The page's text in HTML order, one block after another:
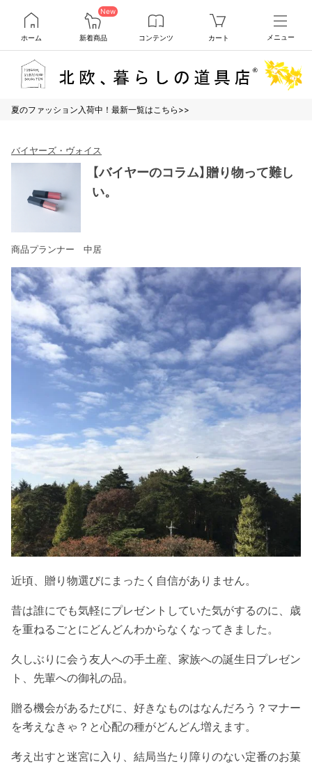
ホーム
New
新着商品 コンテンツ カート メニュー
夏のファッション入荷中！最新一覧はこちら>>
バイヤーズ・ヴォイス
【バイヤーのコラム】贈り物って難し
い。
商品プランナー 中居
近頃、贈り物選びにまったく自信がありません。
昔は誰にでも気軽にプレゼントしていた気がするのに、歳
を重ねるごとにどんどんわからなくなってきました。
久しぶりに会う友人への手土産、家族への誕生日プレゼン
ト、先輩への御礼の品。
贈る機会があるたびに、好きなものはなんだろう？マナー
を考えなきゃ？と心配の種がどんどん増えます。
考え出すと迷宮に入り、結局当たり障りのない定番のお菓